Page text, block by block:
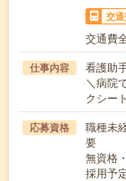
交
交通費
仕事内容
看護助
＼病院
クシー
応募資格
職種未
要
無資格
採用予